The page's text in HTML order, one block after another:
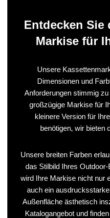
Entdecken Sie
Markise für
Unsere
Dimensionen und
Anforderungen stimmig
großzügige Markise für
kleinere Version für
benötigen, wir bieten
Unsere breiten Farben
das Stilbild Ihres
wird Ihre Markise nicht nur
auch ein
Außenfläche ästhetisch
Katalogangebot und